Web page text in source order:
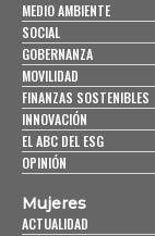
MEDIO AMBIENTE
SOCIAL
GOBERNANZA
MOVILIDAD
FINANZAS SOSTENIBLES
INNOVACIÓN
EL ABC DEL ESG
OPINIÓN
Mujeres
ACTUALIDAD